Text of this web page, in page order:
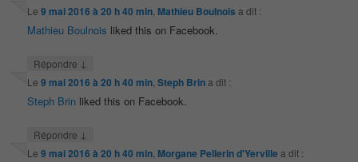
Le9 mai 2016 à 20 h 40 min Mathieu Boulnois a dit :
Mathieu Boulnois liked this on Facebook.
Répondre ↓
Le9 mai 2016 à 20 h 40 min ,Steph Brina dit :
Steph Brin liked this on Facebook.
Répondre ↓
Le9 mai 2016 à 20 h 40 min Morgane Pellerin d'Yerville a dit :